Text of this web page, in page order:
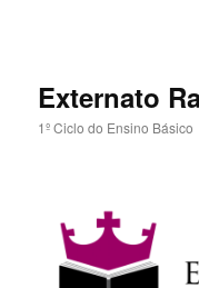
Externato
1º Ciclo do Ensino Básico